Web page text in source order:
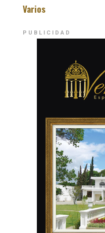
Varios
PUBLICIDAD